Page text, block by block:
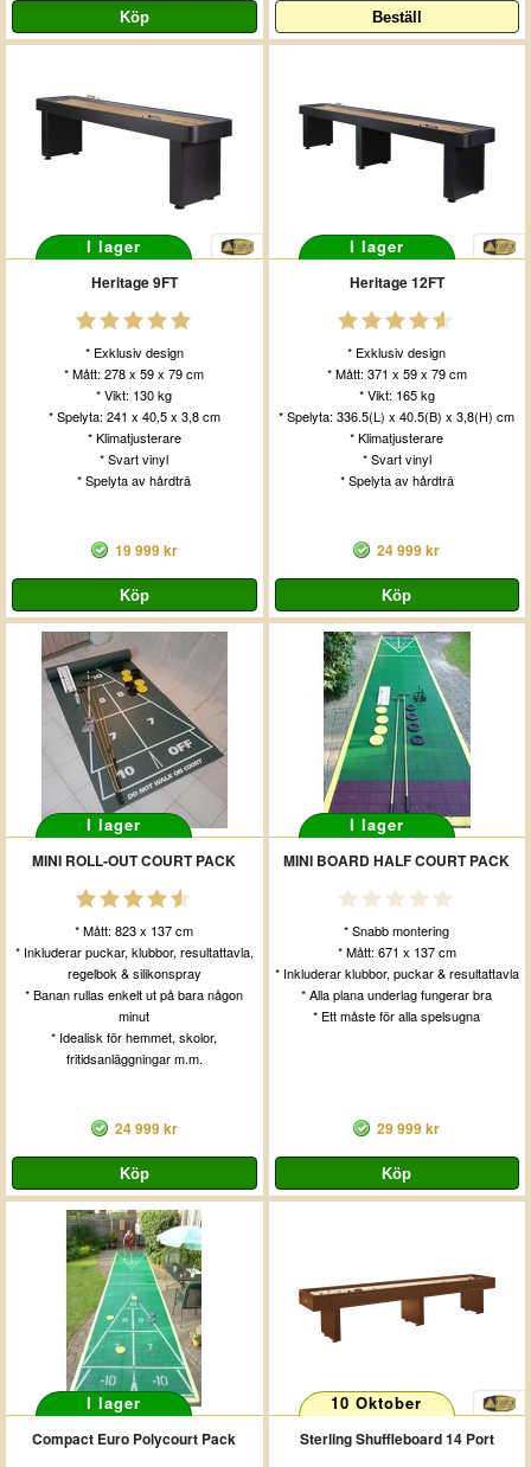
I lager
Heritage 9FT
* Exklusiv design
* Mått: 278 x 59 x 79 cm
* Vikt: 130 kg
* Spelyta: 241 x 40,5 x 3,8 cm
* Klimatjusterare
* Svart vinyl
* Spelyta av hårdträ
19 999 kr
I lager
Heritage 12FT
* Exklusiv design
* Mått: 371 x 59 x 79 cm
* Vikt: 165 kg
* Spelyta: 336.5(L) x 40.5(B) x 3,8(H) cm
* Klimatjusterare
* Svart vinyl
* Spelyta av hårdträ
24 999 kr
I lager
MINI ROLL-OUT COURT PACK
* Mått: 823 x 137 cm
* Inkluderar puckar, klubbor, resultattavla,
regelbok & silikonspray
* Banan rullas enkelt ut på bara någon
minut
* Idealisk för hemmet, skolor,
fritidsanläggningar m.m.
24 999 kr
I lager
MINI BOARD HALF COURT PACK
* Snabb montering
* Mått: 671 x 137 cm
* Inkluderar klubbor, puckar & resultattavla
* Alla plana underlag fungerar bra
* Ett måste för alla spelsugna
29 999 kr
I lager
Compact Euro Polycourt Pack
10 Oktober
Sterling Shuffleboard 14 Port